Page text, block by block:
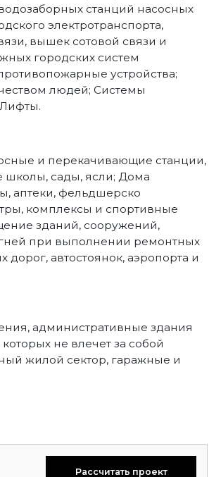
станций насосных
электротранспорта,
вышек сотовой связи и
городских систем
устройства;
людей; Системы
и перекачивающие станции,
школы, сады, ясли; Дома
аптеки, фельдшерско
комплексы и спортивные
зданий, сооружений,
при выполнении ремонтных
автостоянок, аэропорта и
административные здания
не влечет за собой
жилой сектор, гаражные и
Рассчитать проект